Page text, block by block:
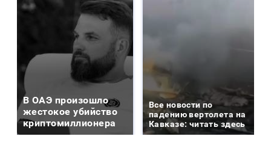
В ОАЭ произошло
жестокое убийство
криптомиллионера
Все новости по
падению вертолета на
Кавказе: читать здесь